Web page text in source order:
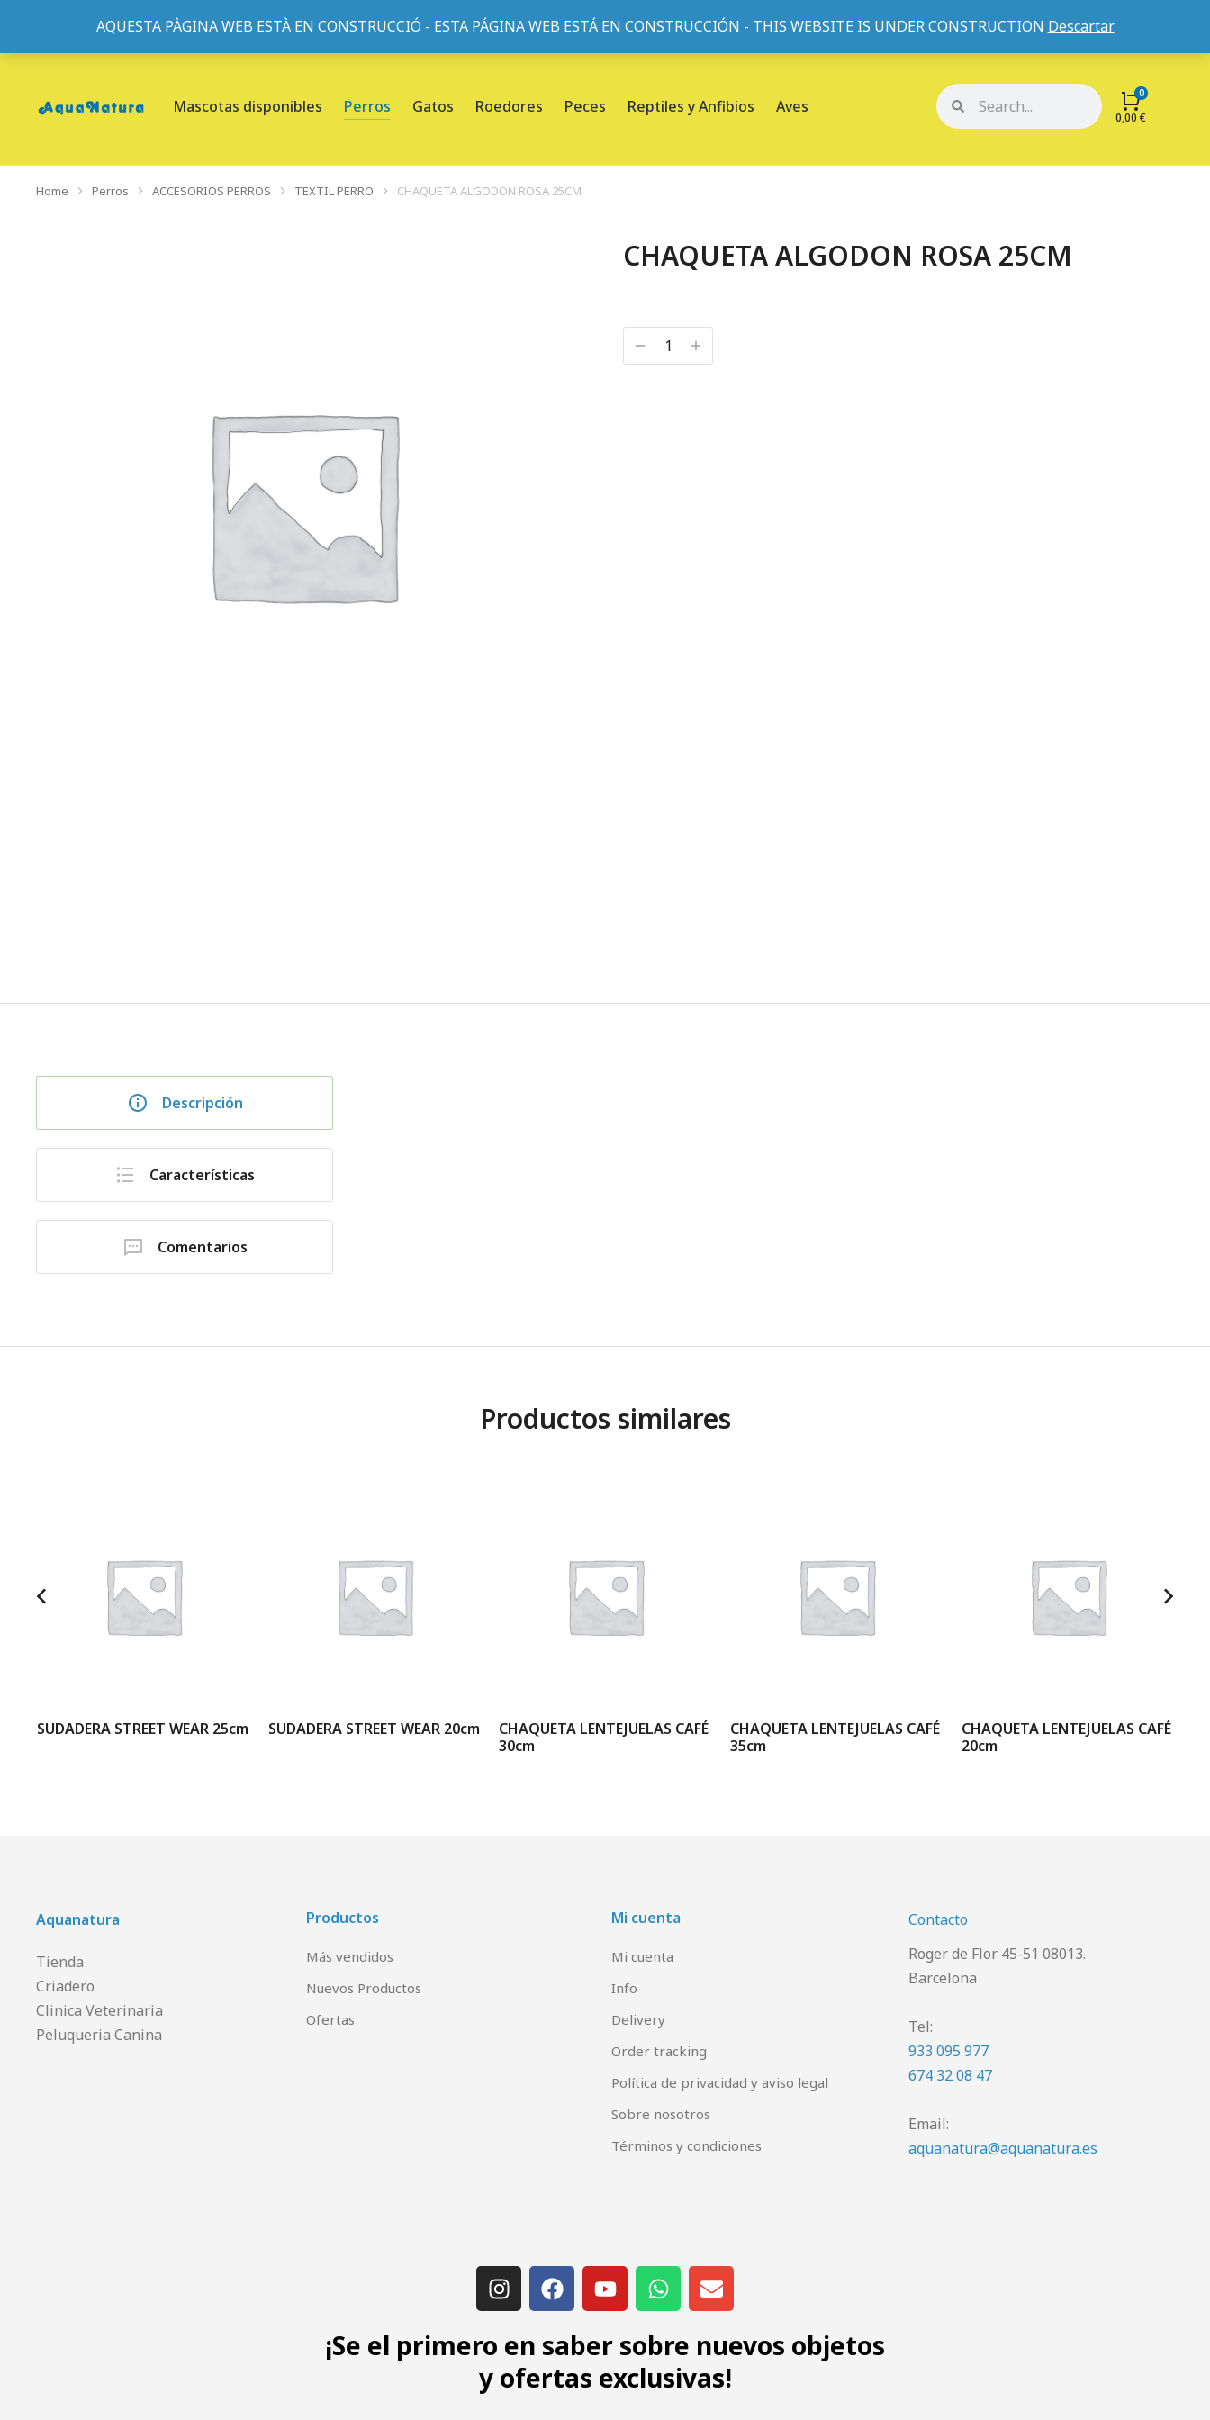
AQUESTA PÀGINA WEB ESTÀ EN CONSTRUCCIÓ - ESTA PÁGINA WEB ESTÁ EN CONSTRUCCIÓN - THIS WEBSITE IS UNDER CONSTRUCTION Descartar
933095977-933152057-933103463- C/ de Roger de Flor, 45, L'Eixample, 08013 Barcelona |Sobre nosotros Mi cuenta Mis pedidos
Mascotas disponibles Perros Gatos Roedores Peces Reptiles y Anfibios Aves
0,00€
You are here:
Home Perros ACCESORIOS PERROS TEXTIL PERRO CHAQUETA ALGODON ROSA 25CM
CHAQUETA ALGODON ROSA 25CM
Descripción
Características
Comentarios
Productos similares
SUDADERA STREET WEAR 25cm SUDADERA STREET WEAR 20cm
CHAQUETA LENTEJUELAS CAFÉ
30cm
CHAQUETA LENTEJUELAS CAFÉ
35cm
CHAQUETA LENTEJUELAS CAFÉ
20cm
Aquanatura
Tienda
Criadero
Clinica Veterinaria
Peluqueria Canina
Productos
Más vendidos
Nuevos Productos
Ofertas
Mi cuenta
Mi cuenta
Info
Delivery
Order tracking
Política de privacidad y aviso legal
Sobre nosotros
Términos y condiciones
Contacto
Roger de Flor 45-51 08013.
Barcelona
Tel:
933 095 977
674 32 08 47
Email:
aquanatura@aquanatura.es
¡Se el primero en saber sobre nuevos objetos
y ofertas exclusivas!